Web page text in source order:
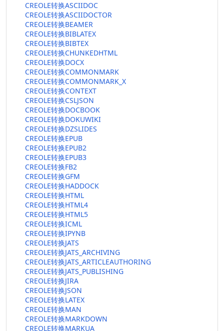
CREOLE转换ASCIIDOC
CREOLE转换ASCIIDOCTOR
CREOLE转换BEAMER
CREOLE转换BIBLATEX
CREOLE转换BIBTEX
CREOLE转换CHUNKEDHTML
CREOLE转换DOCX
CREOLE转换COMMONMARK
CREOLE转换COMMONMARK_X
CREOLE转换CONTEXT
CREOLE转换CSLJSON
CREOLE转换DOCBOOK
CREOLE转换DOKUWIKI
CREOLE转换DZSLIDES
CREOLE转换EPUB
CREOLE转换EPUB2
CREOLE转换EPUB3
CREOLE转换FB2
CREOLE转换GFM
CREOLE转换HADDOCK
CREOLE转换HTML
CREOLE转换HTML4
CREOLE转换HTML5
CREOLE转换ICML
CREOLE转换IPYNB
CREOLE转换JATS
CREOLE转换JATS_ARCHIVING
CREOLE转换JATS_ARTICLEAUTHORING
CREOLE转换JATS_PUBLISHING
CREOLE转换JIRA
CREOLE转换JSON
CREOLE转换LATEX
CREOLE转换MAN
CREOLE转换MARKDOWN
CREOLE转换MARKUA